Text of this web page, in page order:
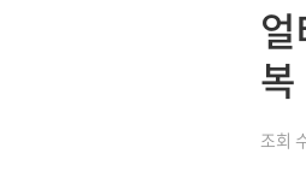
조회